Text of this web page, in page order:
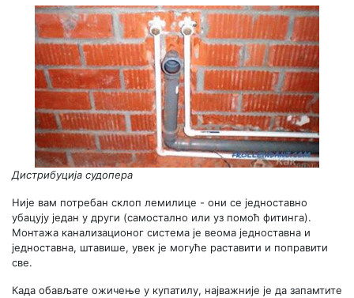
Дистрибуција судопера
Није вам потребан склоп лемилице - они се једноставно
убацују један у други (самостално или уз помоћ фитинга).
Монтажа канализационог система је веома једноставна и
једноставна, штавише, увек је могуће раставити и поправити
све.
Када обављате ожичење у купатилу, најважније је да запамтите